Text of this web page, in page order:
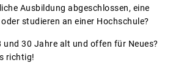
Ausbildung abgeschlossen, eine
studieren an einer Hochschule?
und 30 Jahre alt und offen für Neues?
richtig!